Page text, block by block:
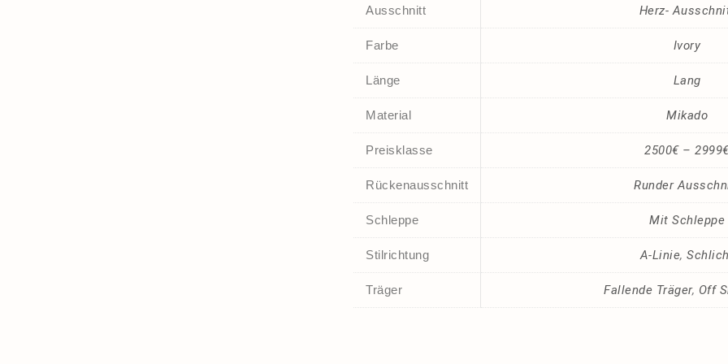
Ausschnitt Herz-
Farbe Ivory
Länge Lang
Material Mikado
Preisklasse 2500€ –
Rückenausschnitt Runder
Schleppe Mit Schleppe
Stilrichtung A-Linie,
Träger Fallende Träger, Off